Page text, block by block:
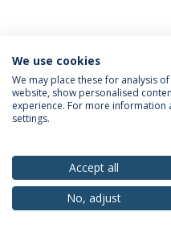
Política de
Direitos do
© 2026
We use cookies
We may place these for analysis
website, show personalised
experience. For more information
settings.
Accept all
No, adjust